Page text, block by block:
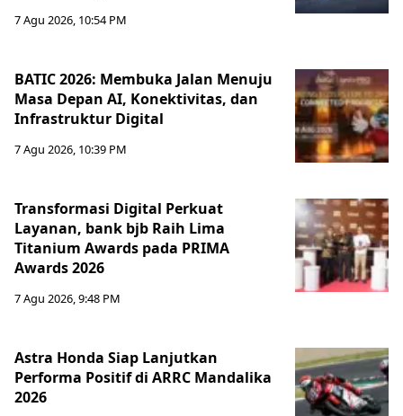
7 Agu 2026, 10:54 PM
BATIC 2026: Membuka Jalan Menuju
Masa Depan AI, Konektivitas, dan
Infrastruktur Digital
7 Agu 2026, 10:39 PM
Transformasi Digital Perkuat
Layanan, bank bjb Raih Lima
Titanium Awards pada PRIMA
Awards 2026
7 Agu 2026, 9:48 PM
Astra Honda Siap Lanjutkan
Performa Positif di ARRC Mandalika
2026